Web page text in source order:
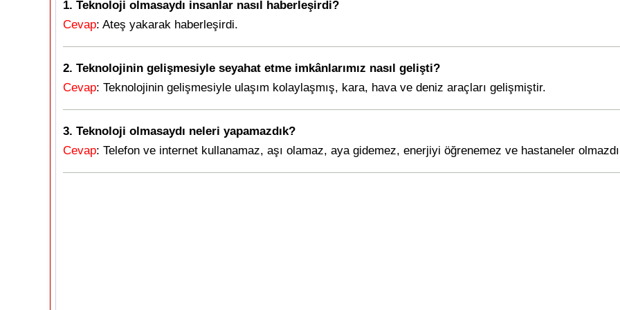
1. Teknoloji olmasaydı insanlar nasıl haberleşirdi?
Cevap: Ateş yakarak haberleşirdi.
2. Teknolojinin gelişmesiyle seyahat etme imkânlarımız nasıl gelişti?
Cevap: Teknolojinin gelişmesiyle ulaşım kolaylaşmış, kara, hava ve deniz araçları gelişmiştir.
3. Teknoloji olmasaydı neleri yapamazdık?
Cevap: Telefon ve internet kullanamaz, aşı olamaz, aya gidemez, enerjiyi öğrenemez ve hastaneler